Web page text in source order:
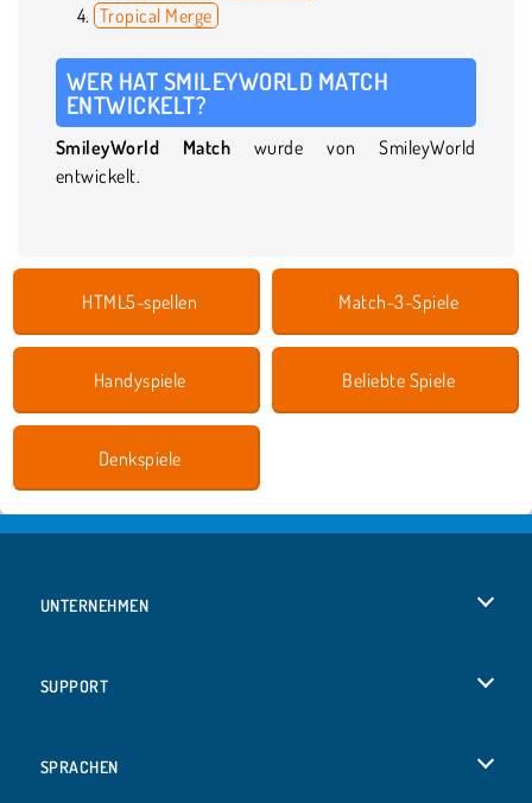
Tropical Merge
WER HAT SMILEYWORLD MATCH
ENTWICKELT?
SmileyWorld Match wurde von SmileyWorld
entwickelt.
HTML5-spellen Match-3-Spiele
Handyspiele Beliebte Spiele
Denkspiele
UNTERNEHMEN
SUPPORT
SPRACHEN